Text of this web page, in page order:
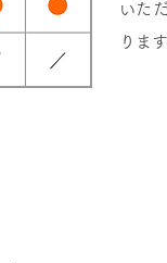
いた
りま